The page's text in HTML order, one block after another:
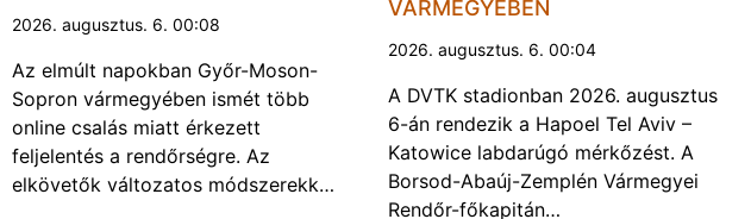
2026. augusztus. 6. 00:08
Az elmúlt napokban Győr-Moson-
Sopron vármegyében ismét több
online csalás miatt érkezett
feljelentés a rendőrségre. Az
elkövetők változatos módszerekk…
VÁRMEGYÉBEN
2026. augusztus. 6. 00:04
A DVTK stadionban 2026. augusztus
6-án rendezik a Hapoel Tel Aviv –
Katowice labdarúgó mérkőzést. A
Borsod-Abaúj-Zemplén Vármegyei
Rendőr-főkapitán…